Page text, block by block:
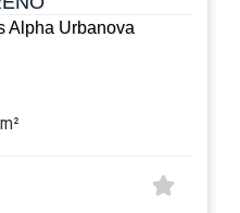
Alpha Urbanova